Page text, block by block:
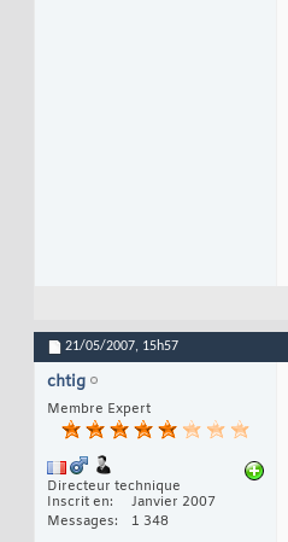
21/05/2007, 15h57
chtig
Membre Expert
Directeur technique
Inscrit en
Janvier 2007
Messages
1 348